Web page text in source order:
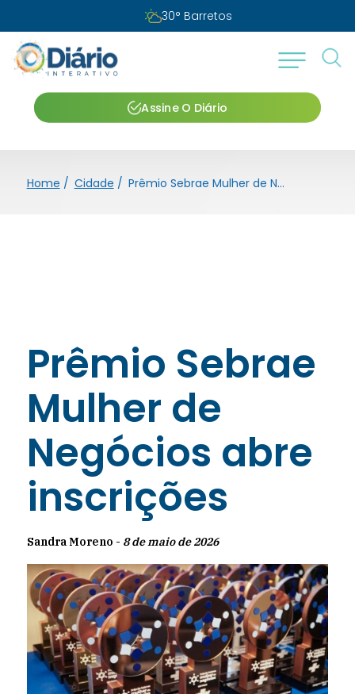
30° Barretos
Assine O Diário
Home / Cidade / Prêmio Sebrae Mulher de Negócios abre inscrições
Prêmio Sebrae
Mulher de
Negócios abre
inscrições
Sandra Moreno - 8 de maio de 2026